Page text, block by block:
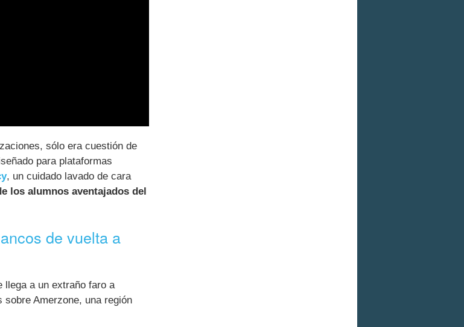
sólo era cuestión de
para plataformas
, un cuidado lavado de cara
los alumnos aventajados del
de vuelta a
llega a un extraño faro a
Amerzone, una región